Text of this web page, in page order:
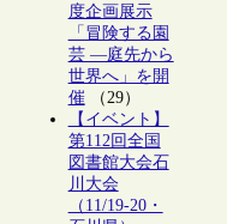
度企画展示
「冒険する園
芸 ―庭先から
世界へ」を開
催（29）
【イベント】
第112回全国
図書館大会石
川大会
（11/19-20・